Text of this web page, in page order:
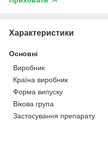
Характеристики
Основні
Виробник
Країна виробник
Форма випуску
Вікова група
Застосування препарату